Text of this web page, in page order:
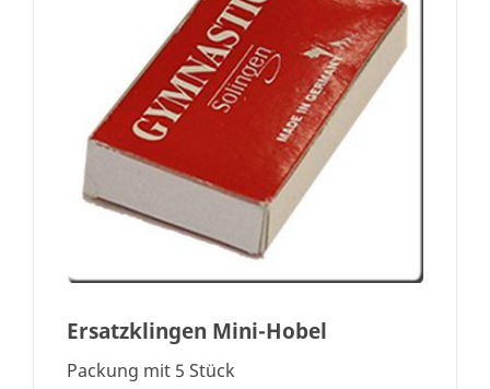
Ersatzklingen Mini-Hobel
Packung mit 5 Stück